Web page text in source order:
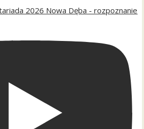
2026 Nowa Dęba - rozpoznanie